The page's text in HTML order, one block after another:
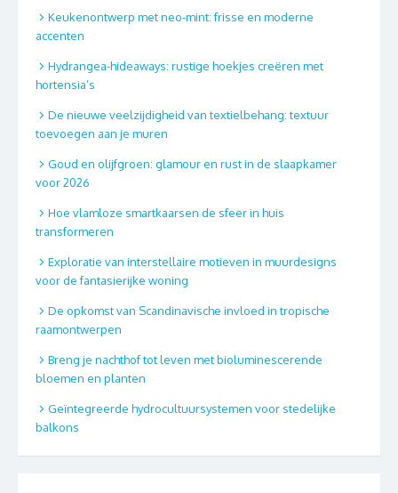
Keukenontwerp met neo-mint: frisse en moderne
accenten
Hydrangea-hideaways: rustige hoekjes creëren met
hortensia’s
De nieuwe veelzijdigheid van textielbehang: textuur
toevoegen aan je muren
Goud en olijfgroen: glamour en rust in de slaapkamer
voor 2026
Hoe vlamloze smartkaarsen de sfeer in huis
transformeren
Exploratie van interstellaire motieven in muurdesigns
voor de fantasierijke woning
De opkomst van Scandinavische invloed in tropische
raamontwerpen
Breng je nachthof tot leven met bioluminescerende
bloemen en planten
Geïntegreerde hydrocultuursystemen voor stedelijke
balkons